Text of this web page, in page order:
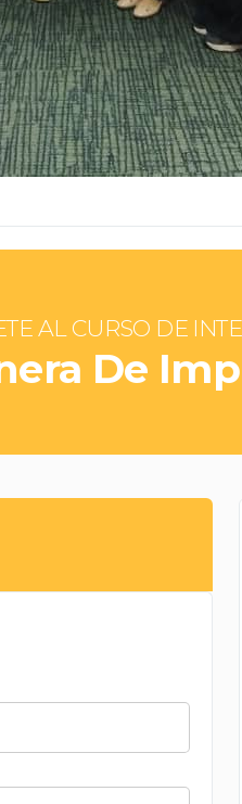
AL CURSO DE
De